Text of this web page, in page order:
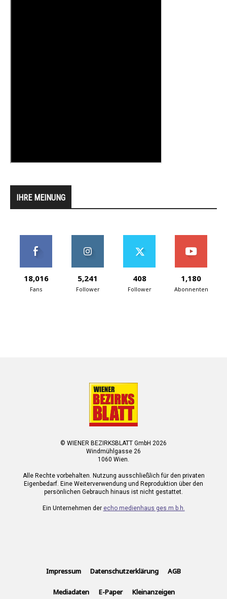
IHRE MEINUNG
18,016
Fans
5,241
Follower
408
Follower
1,180
Abonnenten
© WIENER BEZIRKSBLATT GmbH 2026
Windmühlgasse 26
1060 Wien.
Alle Rechte vorbehalten. Nutzung ausschließlich für den privaten
Eigenbedarf. Eine Weiterverwendung und Reproduktion über den
persönlichen Gebrauch hinaus ist nicht gestattet.
Ein Unternehmen der echo medienhaus ges.m.b.h.
Impressum Datenschutzerklärung AGB
Mediadaten E-Paper Kleinanzeigen